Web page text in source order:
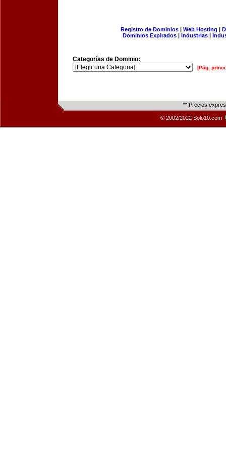
Registro de Dominios| Web Hosting |
Dominios Expirados | Industrias |
Categorías de Dominio:
[Pág.
** Precios
© 2002/2022 Solo10.com